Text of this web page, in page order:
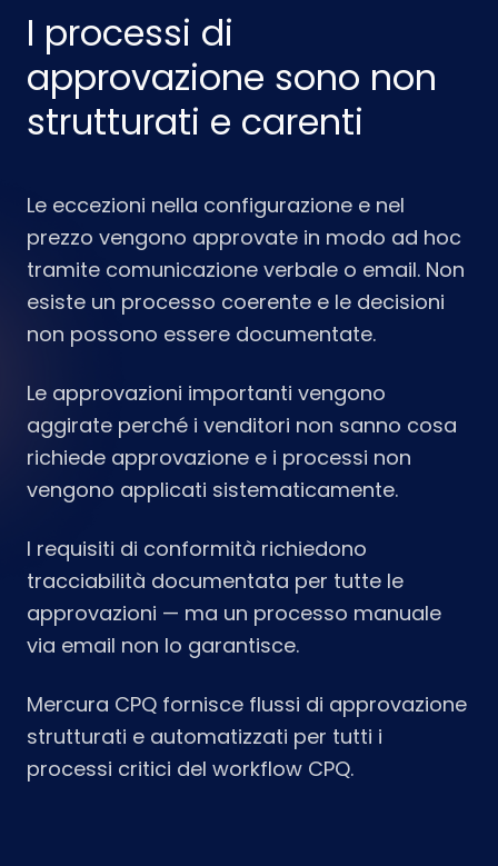
I processi di
approvazione sono non
strutturati e carenti
Le eccezioni nella configurazione e nel
prezzo vengono approvate in modo ad hoc
tramite comunicazione verbale o email. Non
esiste un processo coerente e le decisioni
non possono essere documentate.
Le approvazioni importanti vengono
aggirate perché i venditori non sanno cosa
richiede approvazione e i processi non
vengono applicati sistematicamente.
I requisiti di conformità richiedono
tracciabilità documentata per tutte le
approvazioni — ma un processo manuale
via email non lo garantisce.
Mercura CPQ fornisce flussi di approvazione
strutturati e automatizzati per tutti i
processi critici del workflow CPQ.